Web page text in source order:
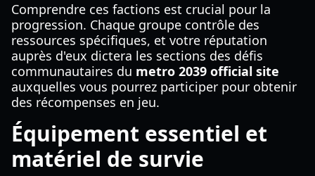
Comprendre ces factions est crucial pour la
progression. Chaque groupe contrôle des
ressources spécifiques, et votre réputation
auprès d'eux dictera les sections des défis
communautaires du metro 2039 official site
auxquelles vous pourrez participer pour obtenir
des récompenses en jeu.
Équipement essentiel et
matériel de survie